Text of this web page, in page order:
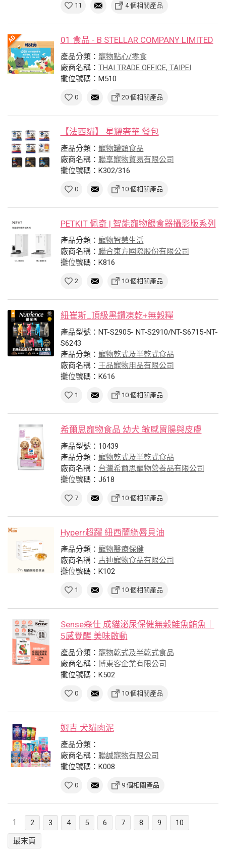
11 4 個相關產品
01 食品 - B STELLAR COMPANY LIMITED
產品分類： 寵物點心/零食
廠商名稱： THAI TRADE OFFICE, TAIPEI
攤位號碼：M510
0 20 個相關產品
【法西貓】 星耀奢華 餐包
產品分類： 寵物罐頭食品
廠商名稱： 聯享寵物貿易有限公司
攤位號碼：K302/316
0 10 個相關產品
PETKIT 佩奇 | 智能寵物餵食器攝影版系列
產品分類： 寵物智慧生活
廠商名稱： 聯合東方國際股份有限公司
攤位號碼：K816
2 10 個相關產品
紐崔斯_頂級黑鑽凍乾+無穀糧
產品型號：NT-S2905- NT-S2910/NT-S6715-NT-
S6243
產品分類： 寵物乾式及半乾式食品
廠商名稱： 王品寵物用品有限公司
攤位號碼：K616
1 10 個相關產品
希爾思寵物食品 幼犬 敏感胃腸與皮膚
產品型號：10439
產品分類： 寵物乾式及半乾式食品
廠商名稱： 台灣希爾思寵物營養品有限公司
攤位號碼：J618
7 10 個相關產品
Hyperr超躍 紐西蘭綠唇貝油
產品分類： 寵物醫療保健
廠商名稱： 古迪寵物食品有限公司
攤位號碼：K102
1 10 個相關產品
Sense森仕 成貓泌尿保健無穀鮭魚鮪魚｜
5感覺醒 美味啟動
產品分類： 寵物乾式及半乾式食品
廠商名稱： 博東客企業有限公司
攤位號碼：K502
0 10 個相關產品
姆吉 犬貓肉泥
產品分類：
廠商名稱： 聯誠寵物有限公司
攤位號碼：K008
0 9 個相關產品
1 2 3 4 5 6 7 8 9
10
最末頁